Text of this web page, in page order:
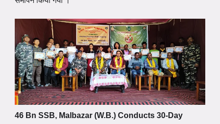
46 Bn SSB, Malbazar (W.B.) Conducts 30-Day